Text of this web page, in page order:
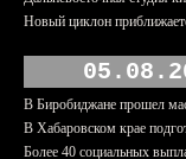
Новый циклон
В Биробиджане прошел
В Хабаровском крае
Более 40 социальных